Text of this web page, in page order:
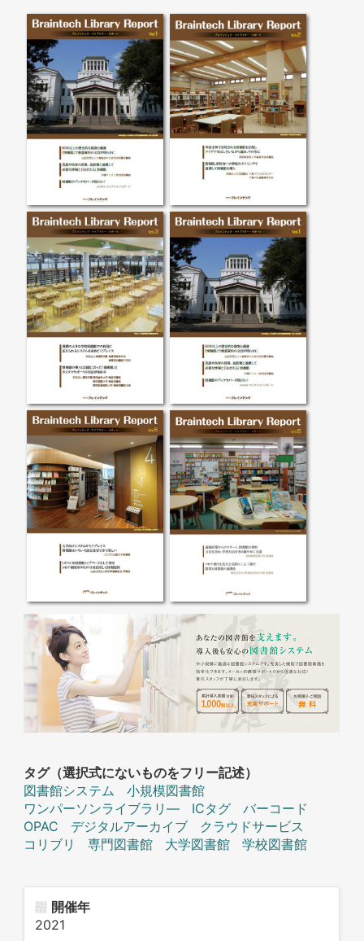
タグ（選択式にないものをフリー記述）
図書館システム
小規模図書館
ワンパーソンライブラリ―
ICタグ
バーコード
OPAC
デジタルアーカイブ
クラウドサービス
コリブリ
専門図書館 大学図書館 学校図書館
開催年
2021